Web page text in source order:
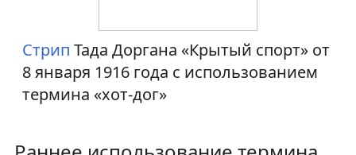
Стрип Тада Доргана «Крытый спорт» от
8 января 1916 года с использованием
термина «хот-дог»